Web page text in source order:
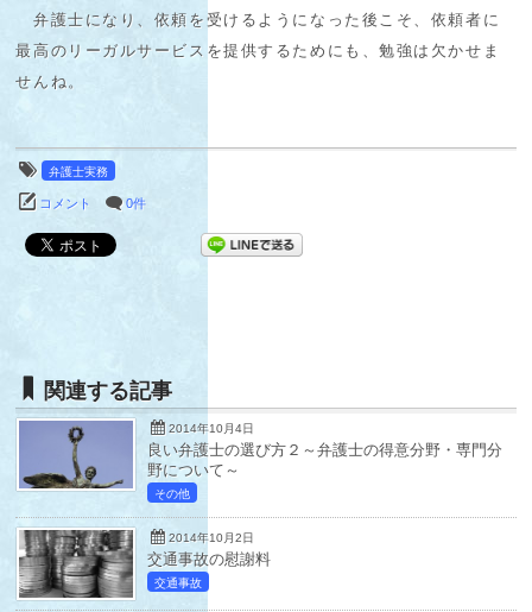
弁護士になり、依頼を受けるようになった後こそ、依頼者に
最高のリーガルサービスを提供するためにも、勉強は欠かせま
せんね。
弁護士実務
コメント 0件
関連する記事
2014年10月4日
良い弁護士の選び方２～弁護士の得意分野・専門分
野について～
その他
2014年10月2日
交通事故の慰謝料
交通事故